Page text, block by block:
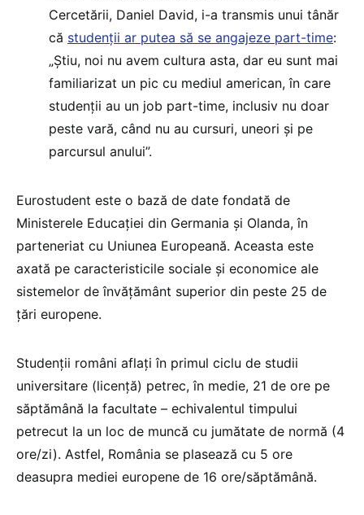
Cercetării, Daniel David, i-a transmis unui tânăr
că studenții ar putea să se angajeze part-time:
„Știu, noi nu avem cultura asta, dar eu sunt mai
familiarizat un pic cu mediul american, în care
studenții au un job part-time, inclusiv nu doar
peste vară, când nu au cursuri, uneori și pe
parcursul anului”.
Eurostudent este o bază de date fondată de
Ministerele Educației din Germania și Olanda, în
parteneriat cu Uniunea Europeană. Aceasta este
axată pe caracteristicile sociale și economice ale
sistemelor de învățământ superior din peste 25 de
țări europene.
Studenții români aflați în primul ciclu de studii
universitare (licență) petrec, în medie, 21 de ore pe
săptămână la facultate – echivalentul timpului
petrecut la un loc de muncă cu jumătate de normă (4
ore/zi). Astfel, România se plasează cu 5 ore
deasupra mediei europene de 16 ore/săptămână.